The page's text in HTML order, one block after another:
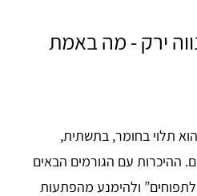
ירק - מה באמת
תלוי בחומר, בתשתית,
ההיכרות עם הגורמים הבאים
ולהימנע מהפתעות